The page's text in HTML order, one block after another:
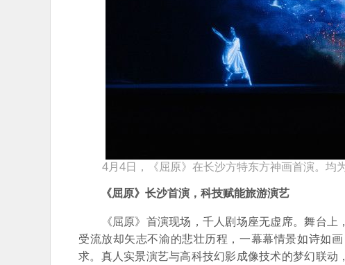
4月4日，《屈原》在长沙方特东方神画首演。均
《屈原》长沙首演，科技赋能旅游演艺
《屈原》首演现场，千人剧场座无虚席。舞台上
受流放却矢志不渝的悲壮历程，一幕幕情景如诗如
求。真人实景演艺与高科技幻影成像技术的梦幻联